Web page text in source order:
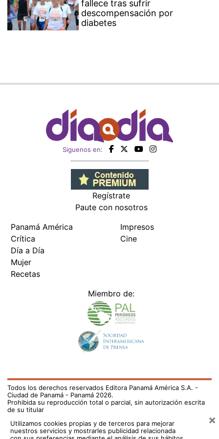
fallece tras sufrir
descompensación por
diabetes
Siguenos en:
Regístrate
Paute con nosotros
Panamá América
Crítica
Día a Día
Mujer
Recetas
Impresos
Cine
Miembro de:
Todos los derechos reservados Editora Panamá América S.A. -
Ciudad de Panamá - Panamá 2026.
Prohibida su reproducción total o parcial, sin autorización escrita
de su titular
Utilizamos cookies propias y de terceros para mejorar
nuestros servicios y mostrarles publicidad relacionada
×